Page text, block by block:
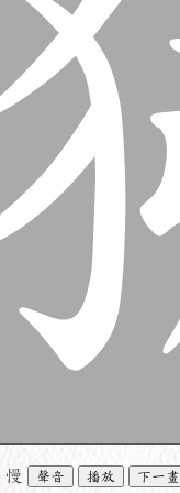
慢 聲音 播放 下一畫